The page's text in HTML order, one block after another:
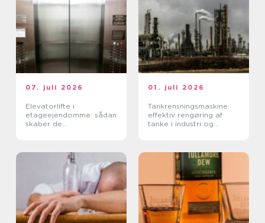
07. juli 2026
Elevatorlifte i
etageejendomme: sådan
skaber de
01. juli 2026
Tankrensningsmaskine:
effektiv rengøring af
tanke i industri og